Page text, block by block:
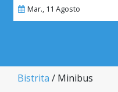
Mar., 11 Agosto
Bistrita / Minibus